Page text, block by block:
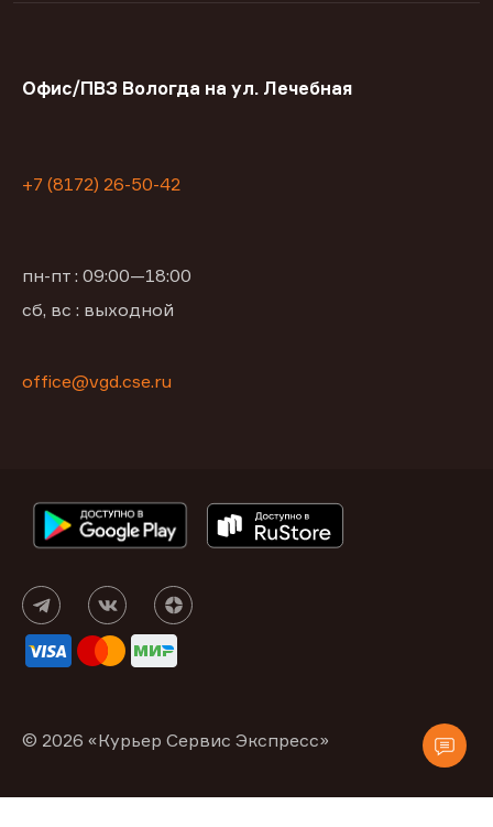
Офис/ПВЗ Вологда на ул. Лечебная
+7 (8172) 26-50-42
пн-пт : 09:00—18:00
сб, вс : выходной
office@vgd.cse.ru
© 2026 «Курьер Сервис Экспресс»